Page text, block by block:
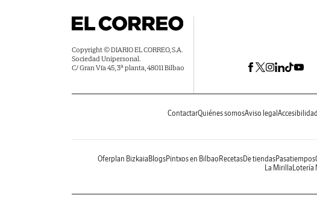
Copyright © DIARIO EL CORREO, S.A.
Sociedad Unipersonal.
C/ Gran Vía 45, 3ª planta, 48011 Bilbao
ContactarQuiénes somosAviso legal Accesibilidad
Oferplan Bizkaia BlogsPintxos en Bilbao RecetasDe tiendasPasatiempos
La Mirilla Lotería